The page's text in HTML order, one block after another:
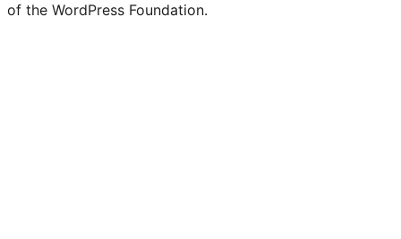
of the WordPress Foundation.